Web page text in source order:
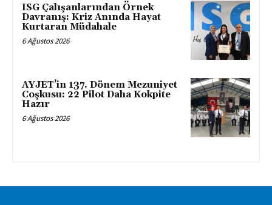
ISG Çalışanlarından Örnek
Davranış: Kriz Anında Hayat
Kurtaran Müdahale
6 Ağustos 2026
AYJET’in 137. Dönem Mezuniyet
Coşkusu: 22 Pilot Daha Kokpite
Hazır
6 Ağustos 2026